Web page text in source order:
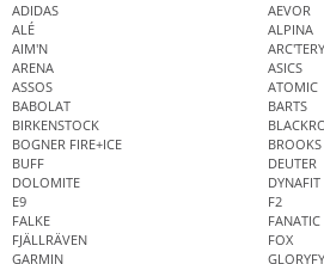
ADIDAS
AEVOR
ALÉ
ALPINA
AIM'N
ARENA
ASICS
ASSOS
ATOMIC
BABOLAT
BARTS
BIRKENSTOCK
BOGNER FIRE+ICE
BROOKS
BUFF
DEUTER
DOLOMITE
DYNAFIT
E9
F2
FALKE
FANATIC
FJÄLLRÄVEN
FOX
GARMIN
GLORYFY